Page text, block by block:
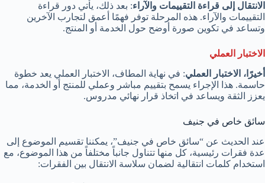
الانتقال إلى قراءة التقييمات والآراء: بعد ذلك، يأتي دور قراءة
التقييمات والآراء. هذه المرحلة توفر فهمًا أعمق لتجارب الآخرين
وتساعد في تكوين صورة أوضح حول الخدمة أو المنتج.
الاختبار العملي
أخيرًا، الاختبار العملي: في نهاية المطاف، الاختبار العملي يعد خطوة
حاسمة. هذا الإجراء يسمح بتقييم مباشر وعملي للمنتج أو الخدمة، مما
يعزز الثقة ويساعد في اتخاذ قرار نهائي مدروس.
سائق خاص في جنيف
عند الحديث عن “سائق خاص في جنيف”، يمكننا تقسيم الموضوع إلى
عدة فقرات رئيسية، كل منها تتناول جانباً مختلفاً من هذا الموضوع، مع
استخدام كلمات انتقالية لضمان سلاسة الانتقال بين الفقرات: